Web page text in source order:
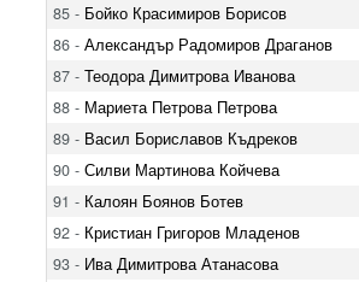
85 - Бойко Красимиров Борисов
86 - Александър Радомиров Драганов
87 - Теодора Димитрова Иванова
88 - Мариета Петрова Петрова
89 - Васил Бориславов Къдреков
90 - Силви Мартинова Койчева
91 - Калоян Боянов Ботев
92 - Кристиан Григоров Младенов
93 - Ива Димитрова Атанасова